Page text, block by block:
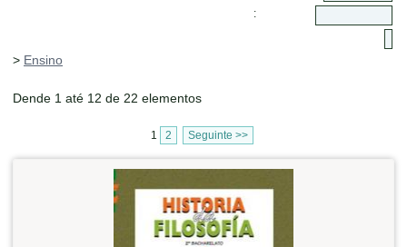
:
> Ensino
Dende 1 até 12 de 22 elementos
1 2 Seguinte >>